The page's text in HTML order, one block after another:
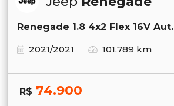
Renegade 1.8 4x2 Flex 16V Aut.
2021/2021
101.789 km
R$ 74.900